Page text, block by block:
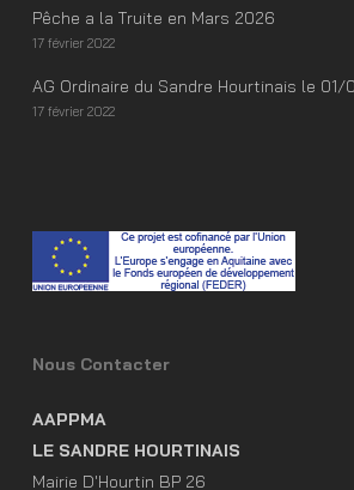
Pêche a la Truite en Mars 2026
17 février 2022
AG Ordinaire du Sandre Hourtinais le
17 février 2022
Nous Contacter
AAPPMA
LE SANDRE HOURTINAIS
Mairie D'Hourtin BP 26